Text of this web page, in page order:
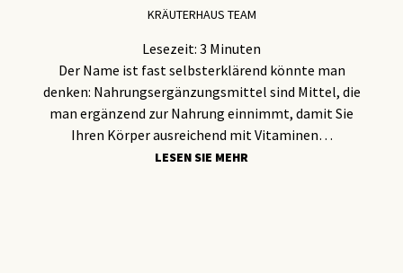
KRÄUTERHAUS TEAM
Lesezeit: 3 Minuten
Der Name ist fast selbsterklärend könnte man
denken: Nahrungsergänzungsmittel sind Mittel, die
man ergänzend zur Nahrung einnimmt, damit Sie
Ihren Körper ausreichend mit Vitaminen…
LESEN SIE MEHR